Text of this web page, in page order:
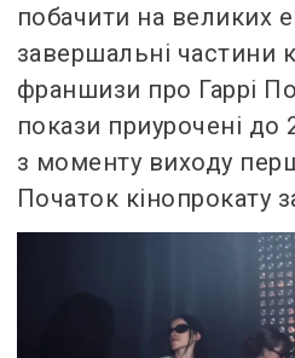
побачити на великих
завершальні частини
франшизи про Гаррі
покази приурочені до
з моменту виходу
Початок кінопрокату